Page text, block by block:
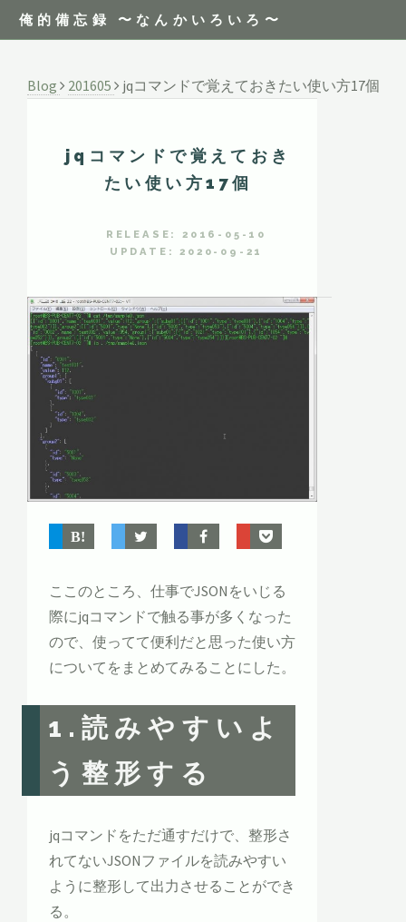
俺的備忘録 〜なんかいろいろ〜
Blog 201605 jqコマンドで覚えておきたい使い方17個
jqコマンドで覚えておき
たい使い方17個
RELEASE: 2016-05-10
UPDATE: 2020-09-21
ここのところ、仕事でJSONをいじる
際にjqコマンドで触る事が多くなった
ので、使ってて便利だと思った使い方
についてをまとめてみることにした。
1.読みやすいよ
う整形する
jqコマンドをただ通すだけで、整形さ
れてないJSONファイルを読みやすい
ように整形して出力させることができ
る。